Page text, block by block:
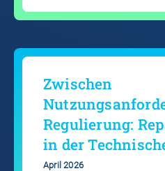
Zwischen
Regulierung:
in der
April 2026